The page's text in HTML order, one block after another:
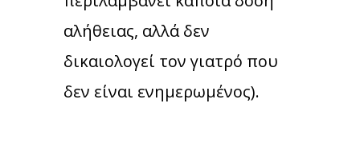
αλήθειας, αλλά δεν
δικαιολογεί τον γιατρό που
δεν είναι ενημερωμένος).